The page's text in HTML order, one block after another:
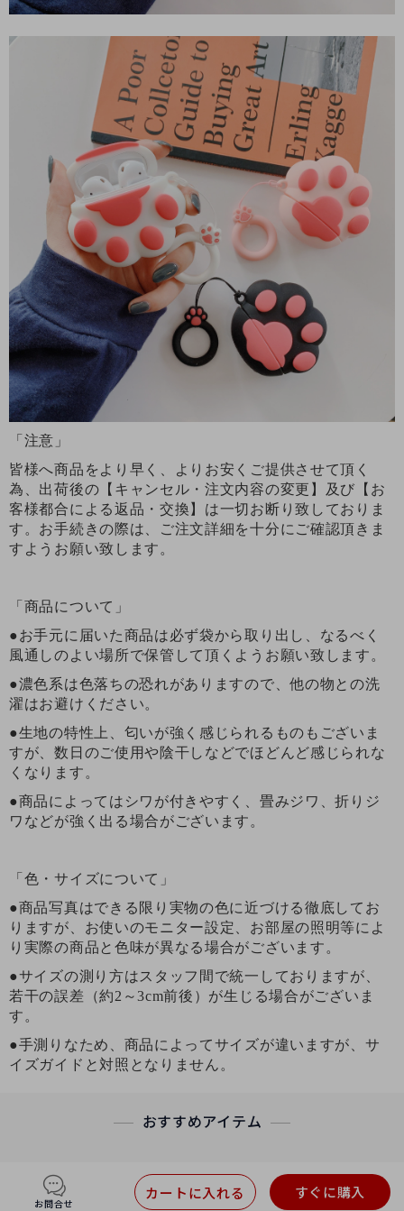
「注意」
皆様へ商品をより早く、よりお安くご提供させて頂く
為、出荷後の【キャンセル・注文内容の変更】及び【お
客様都合による返品・交換】は一切お断り致しておりま
す。お手続きの際は、ご注文詳細を十分にご確認頂きま
すようお願い致します。
「商品について」
●お手元に届いた商品は必ず袋から取り出し、なるべく
風通しのよい場所で保管して頂くようお願い致します。
●濃色系は色落ちの恐れがありますので、他の物との洗
濯はお避けください。
●生地の特性上、匂いが強く感じられるものもございま
すが、数日のご使用や陰干しなどでほどんど感じられな
くなります。
●商品によってはシワが付きやすく、畳みジワ、折りジ
ワなどが強く出る場合がございます。
「色・サイズについて」
●商品写真はできる限り実物の色に近づける徹底してお
りますが、お使いのモニター設定、お部屋の照明等によ
り実際の商品と色味が異なる場合がございます。
●サイズの測り方はスタッフ間で統一しておりますが、
若干の誤差（約2～3cm前後）が生じる場合がございま
す。
●手測りなため、商品によってサイズが違いますが、サ
イズガイドと対照となりません。
おすすめアイテム
お問合せ
すぐに購入
カートに入れる